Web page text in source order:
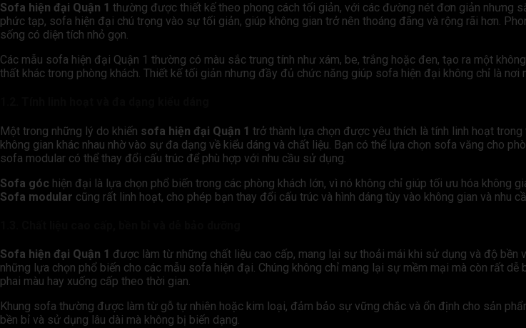
Sofa hiện đại Quận 1 thường được thiết kế theo phong cách tối giản, với các đường nét đơn giản nhưng
phức tạp, sofa hiện đại chú trọng vào sự tối giản, giúp không gian trở nên thoáng đãng và rộng rãi hơn.
sống có diện tích nhỏ gọn.
Các mẫu sofa hiện đại Quận 1 thường có màu sắc trung tính như xám, be, trắng hoặc đen, tạo ra một
thất khác trong phòng khách. Thiết kế tối giản nhưng đầy đủ chức năng giúp sofa hiện đại không chỉ là
Một trong những lý do khiến sofa hiện đại Quận 1 trở thành lựa chọn được yêu thích là tính linh hoạt
không gian khác nhau nhờ vào sự đa dạng về kiểu dáng và chất liệu. Bạn có thể lựa chọn sofa văng cho
sofa modular có thể thay đổi cấu trúc để phù hợp với nhu cầu sử dụng.
Sofa góc hiện đại là lựa chọn phổ biến trong các phòng khách lớn, vì nó không chỉ giúp tối ưu hóa không
Sofa modular cũng rất linh hoạt, cho phép bạn thay đổi cấu trúc và hình dáng tùy vào không gian và nhu
Sofa hiện đại Quận 1 được làm từ những chất liệu cao cấp, mang lại sự thoải mái khi sử dụng và độ bền
những lựa chọn phổ biến cho các mẫu sofa hiện đại. Chúng không chỉ mang lại sự mềm mại mà còn rất
phai màu hay xuống cấp theo thời gian.
Khung sofa thường được làm từ gỗ tự nhiên hoặc kim loại, đảm bảo sự vững chắc và ổn định cho sản
bền bỉ và sử dụng lâu dài mà không bị biến dạng.